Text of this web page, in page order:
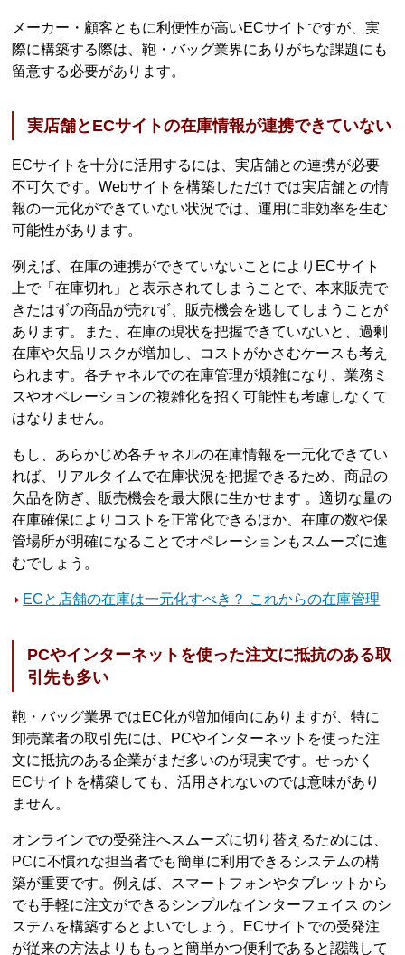
メーカー・顧客ともに利便性が高いECサイトですが、実
際に構築する際は、鞄・バッグ業界にありがちな課題にも
留意する必要があります。
実店舗とECサイトの在庫情報が連携できていない
ECサイトを十分に活用するには、実店舗との連携が必要
不可欠です。Webサイトを構築しただけでは実店舗との情
報の一元化ができていない状況では、運用に非効率を生む
可能性があります。
例えば、在庫の連携ができていないことによりECサイト
上で「在庫切れ」と表示されてしまうことで、本来販売で
きたはずの商品が売れず、販売機会を逃してしまうことが
あります。また、在庫の現状を把握できていないと、過剰
在庫や欠品リスクが増加し、コストがかさむケースも考え
られます。各チャネルでの在庫管理が煩雑になり、業務ミ
スやオペレーションの複雑化を招く可能性も考慮しなくて
はなりません。
もし、あらかじめ各チャネルの在庫情報を一元化できてい
れば、リアルタイムで在庫状況を把握できるため、商品の
欠品を防ぎ、販売機会を最大限に生かせます 。適切な量の
在庫確保によりコストを正常化できるほか、在庫の数や保
管場所が明確になることでオペレーションもスムーズに進
むでしょう。
ECと店舗の在庫は一元化すべき？ これからの在庫管理
PCやインターネットを使った注文に抵抗のある取
引先も多い
鞄・バッグ業界ではEC化が増加傾向にありますが、特に
卸売業者の取引先には、PCやインターネットを使った注
文に抵抗のある企業がまだ多いのが現実です。せっかく
ECサイトを構築しても、活用されないのでは意味があり
ません。
オンラインでの受発注へスムーズに切り替えるためには、
PCに不慣れな担当者でも簡単に利用できるシステムの構
築が重要です。例えば、スマートフォンやタブレットから
でも手軽に注文ができるシンプルなインターフェイス のシ
ステムを構築するとよいでしょう。ECサイトでの受発注
が従来の方法よりももっと簡単かつ便利であると認識して